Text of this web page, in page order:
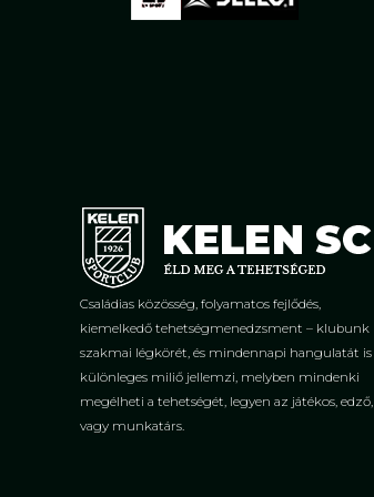
Családias közösség, folyamatos fejlődés,
kiemelkedő tehetségmenedzsment – klubunk
szakmai légkörét, és mindennapi hangulatát is
különleges miliő jellemzi, melyben mindenki
megélheti a tehetségét, legyen az játékos, edző,
vagy munkatárs.